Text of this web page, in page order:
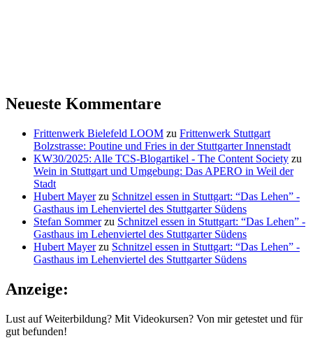
Neueste Kommentare
Frittenwerk Bielefeld LOOM zu Frittenwerk Stuttgart
Bolzstrasse: Poutine und Fries in der Stuttgarter Innenstadt
KW30/2025: Alle TCS-Blogartikel - The Content Society zu
Wein in Stuttgart und Umgebung: Das APERO in Weil der
Stadt
Hubert Mayerzu Schnitzel essen in Stuttgart: “Das Lehen” -
Gasthaus im Lehenviertel des Stuttgarter Südens
Stefan Sommerzu Schnitzel essen in Stuttgart: “Das Lehen” -
Gasthaus im Lehenviertel des Stuttgarter Südens
Hubert Mayerzu Schnitzel essen in Stuttgart: “Das Lehen” -
Gasthaus im Lehenviertel des Stuttgarter Südens
Anzeige:
Lust auf Weiterbildung? Mit Videokursen? Von mir getestet und für
gut befunden!